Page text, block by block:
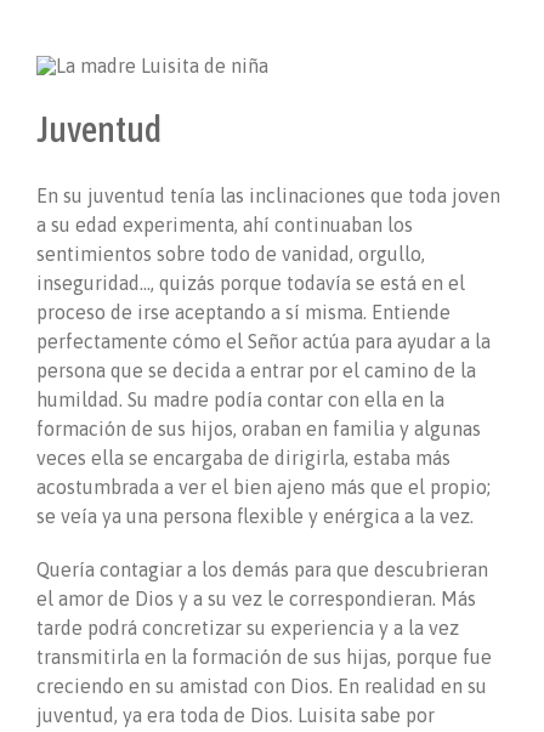
Juventud
En su juventud tenía las inclinaciones que toda joven
a su edad experimenta, ahí continuaban los
sentimientos sobre todo de vanidad, orgullo,
inseguridad…, quizás porque todavía se está en el
proceso de irse aceptando a sí misma. Entiende
perfectamente cómo el Señor actúa para ayudar a la
persona que se decida a entrar por el camino de la
humildad. Su madre podía contar con ella en la
formación de sus hijos, oraban en familia y algunas
veces ella se encargaba de dirigirla, estaba más
acostumbrada a ver el bien ajeno más que el propio;
se veía ya una persona flexible y enérgica a la vez.
Quería contagiar a los demás para que descubrieran
el amor de Dios y a su vez le correspondieran. Más
tarde podrá concretizar su experiencia y a la vez
transmitirla en la formación de sus hijas, porque fue
creciendo en su amistad con Dios. En realidad en su
juventud, ya era toda de Dios. Luisita sabe por